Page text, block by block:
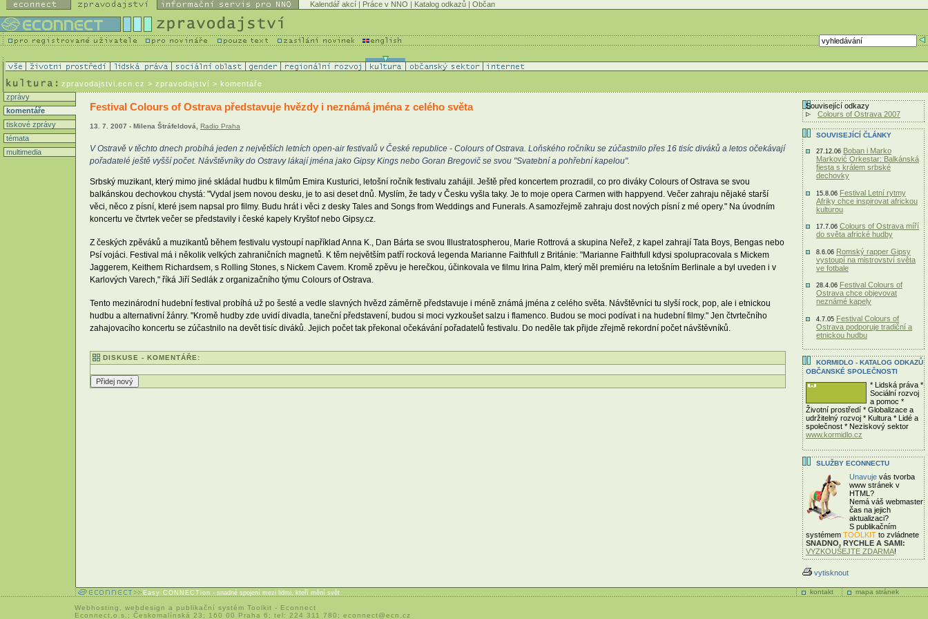
Kalendář akcí | Práce v NNO | Katalog odkazů | Občan
zpravodajstvi.ecn.cz > zpravodajství > komentáře
zprávy
komentáře
tiskové zprávy
témata
multimedia
Festival Colours of Ostrava představuje hvězdy i neznámá jména z celého světa
13. 7. 2007 - Milena Štráfeldová, Radio Praha
V Ostravě v těchto dnech probíhá jeden z největších letních open-air festivalů v České republice - Colours of Ostrava. Loňského ročníku se zúčastnilo přes 16 tisíc diváků a letos očekávají
pořadatelé ještě vyšší počet. Návštěvníky do Ostravy lákají jména jako Gipsy Kings nebo Goran Bregovič se svou "Svatební a pohřební kapelou".
Srbský muzikant, který mimo jiné skládal hudbu k filmům Emira Kusturici, letošní ročník festivalu zahájil. Ještě před koncertem prozradil, co pro diváky Colours of Ostrava se svou
balkánskou dechovkou chystá: "Vydal jsem novou desku, je to asi deset dnů. Myslím, že tady v Česku vyšla taky. Je to moje opera Carmen with happyend. Večer zahraju nějaké starší
věci, něco z písní, které jsem napsal pro filmy. Budu hrát i věci z desky Tales and Songs from Weddings and Funerals. A samozřejmě zahraju dost nových písní z mé opery." Na úvodním
koncertu ve čtvrtek večer se představily i české kapely Kryštof nebo Gipsy.cz.
Z českých zpěváků a muzikantů během festivalu vystoupí například Anna K., Dan Bárta se svou Illustratospherou, Marie Rottrová a skupina Neřež, z kapel zahrají Tata Boys, Bengas nebo
Psí vojáci. Festival má i několik velkých zahraničních magnetů. K těm největším patří rocková legenda Marianne Faithfull z Británie: "Marianne Faithfull kdysi spolupracovala s Mickem
Jaggerem, Keithem Richardsem, s Rolling Stones, s Nickem Cavem. Kromě zpěvu je herečkou, účinkovala ve filmu Irina Palm, který měl premiéru na letošním Berlinale a byl uveden i v
Karlových Varech," říká Jiří Sedlák z organizačního týmu Colours of Ostrava.
Tento mezinárodní hudební festival probíhá už po šesté a vedle slavných hvězd záměrně představuje i méně známá jména z celého světa. Návštěvníci tu slyší rock, pop, ale i etnickou
hudbu a alternativní žánry. "Kromě hudby zde uvidí divadla, taneční představení, budou si moci vyzkoušet salzu i flamenco. Budou se moci podívat i na hudební filmy." Jen čtvrtečního
zahajovacího koncertu se zúčastnilo na devět tisíc diváků. Jejich počet tak překonal očekávání pořadatelů festivalu. Do neděle tak přijde zřejmě rekordní počet návštěvníků.
DISKUSE - KOMENTÁŘE:
Související odkazy
Colours of Ostrava 2007
SOUVISEJÍCÍ ČLÁNKY
27.12.06 Boban i Marko
Marković Orkestar: Balkánská
fiesta s králem srbské
dechovky
15.8.06 Festival Letní rytmy
Afriky chce inspirovat africkou
kulturou
17.7.06 Colours of Ostrava míří
do světa africké hudby
8.6.06 Romský rapper Gipsy
vystoupí na mistrovství světa
ve fotbale
28.4.06 Festival Colours of
Ostrava chce objevovat
neznámé kapely
4.7.05 Festival Colours of
Ostrava podporuje tradiční a
etnickou hudbu
KORMIDLO - KATALOG ODKAZŮ
OBČANSKÉ SPOLEČNOSTI
* Lidská práva *
Sociální rozvoj
a pomoc *
Životní prostředí * Globalizace a
udržitelný rozvoj * Kultura * Lidé a
společnost * Neziskový sektor
www.kormidlo.cz
SLUŽBY ECONNECTU
Unavuje vás tvorba
www stránek v
HTML?
Nemá váš webmaster
čas na jejich
aktualizaci?
S publikačním
systémem TOOLKIT to zvládnete
SNADNO, RYCHLE A SAMI:
VYZKOUŠEJTE ZDARMA!
vytisknout
kontakt mapa stránek
Easy CONNECTion - snadné spojení mezi lidmi, kteří mění svět
Webhosting webdesign a publikační systém Toolkit - Econnect
Econnect,o.s.; Českomalínská 23; 160 00 Praha 6; tel: 224 311 780; econnect@ecn.cz